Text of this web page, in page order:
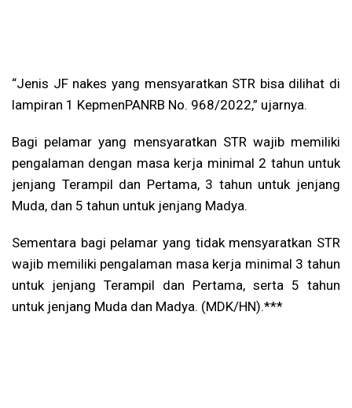
“Jenis JF nakes yang mensyaratkan STR bisa dilihat di
lampiran 1 KepmenPANRB No. 968/2022,” ujarnya.
Bagi pelamar yang mensyaratkan STR wajib memiliki
pengalaman dengan masa kerja minimal 2 tahun untuk
jenjang Terampil dan Pertama, 3 tahun untuk jenjang
Muda, dan 5 tahun untuk jenjang Madya.
Sementara bagi pelamar yang tidak mensyaratkan STR
wajib memiliki pengalaman masa kerja minimal 3 tahun
untuk jenjang Terampil dan Pertama, serta 5 tahun
untuk jenjang Muda dan Madya. (MDK/HN).***